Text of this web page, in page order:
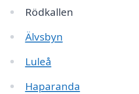
Rödkallen
Älvsbyn
Luleå
Haparanda